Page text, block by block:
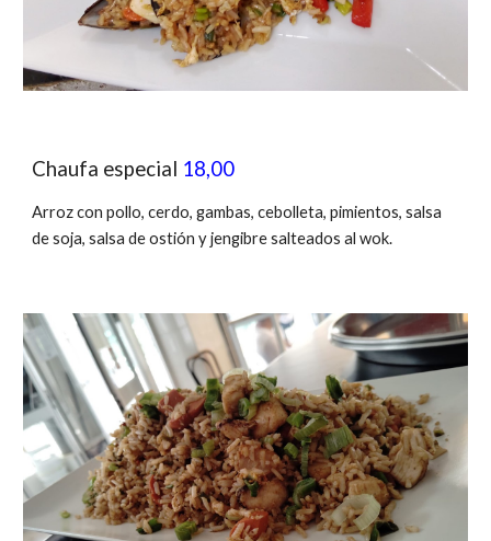
Chaufa especial 18,00
Arroz con pollo, cerdo, gambas,cebolleta, pimientos, salsa
de soja, salsa de ostión y jengibre salteados al wok.